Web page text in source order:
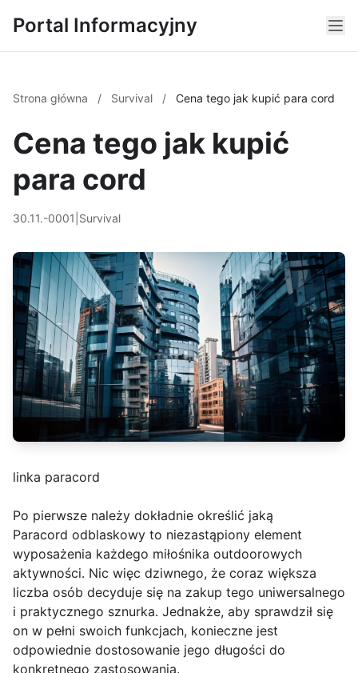
Portal Informacyjny
Strona główna / Survival / Cena tego jak kupić para cord
Cena tego jak kupić
para cord
30.11.-0001 Survival
linka paracord
Po pierwsze należy dokładnie określić jaką
Paracord odblaskowy to niezastąpiony element
wyposażenia każdego miłośnika outdoorowych
aktywności. Nic więc dziwnego, że coraz większa
liczba osób decyduje się na zakup tego uniwersalnego
i praktycznego sznurka. Jednakże, aby sprawdził się
on w pełni swoich funkcjach, konieczne jest
odpowiednie dostosowanie jego długości do
konkretnego zastosowania.